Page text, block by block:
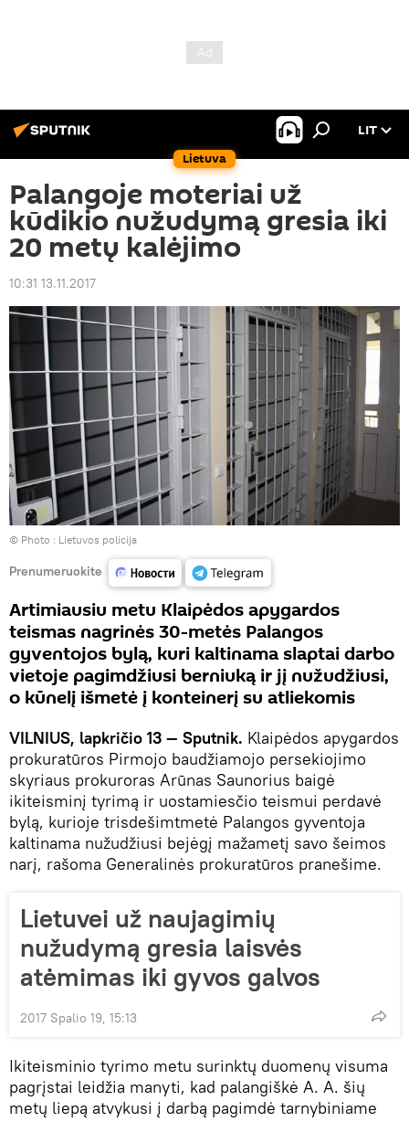
Lietuva
LIT
Palangoje moteriai už
kūdikio nužudymą gresia iki
20 metų kalėjimo
10:31 13.11.2017
© Photo : Lietuvos policija
Prenumeruokite
Artimiausiu metu Klaipėdos apygardos
teismas nagrinės 30-metės Palangos
gyventojos bylą, kuri kaltinama slaptai darbo
vietoje pagimdžiusi berniuką ir jį nužudžiusi,
o kūnelį išmetė į konteinerį su atliekomis
VILNIUS, lapkričio 13 — Sputnik. Klaipėdos apygardos
prokuratūros Pirmojo baudžiamojo persekiojimo
skyriaus prokuroras Arūnas Saunorius baigė
ikiteisminį tyrimą ir uostamiesčio teismui perdavė
bylą, kurioje trisdešimtmetė Palangos gyventoja
kaltinama nužudžiusi bejėgį mažametį savo šeimos
narį, rašoma Generalinės prokuratūros pranešime.
Lietuvei už naujagimių
nužudymą gresia laisvės
atėmimas iki gyvos galvos
2017 Spalio 19, 15:13
Ikiteisminio tyrimo metu surinktų duomenų visuma
pagrįstai leidžia manyti, kad palangiškė A. A. šių
metų liepą atvykusi į darbą pagimdė tarnybiniame